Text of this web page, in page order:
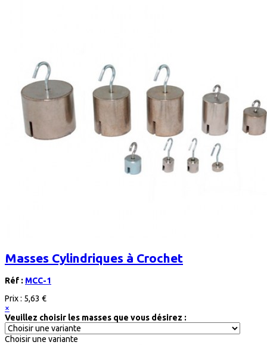
Masses Cylindriques à Crochet
Réf : MCC-1
Prix : 5,63 €
×
Veuillez choisir les masses que vous désirez :
Choisir une variante